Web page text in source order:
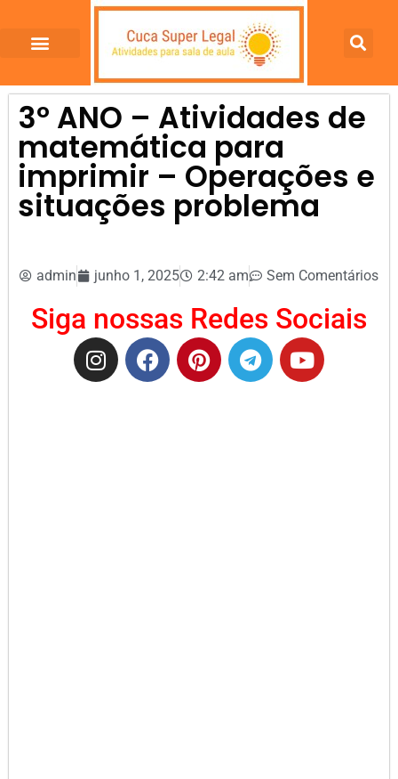
3º ANO – Atividades de
matemática para
imprimir – Operações e
situações problema
admin junho 1, 2025 2:42 am Sem Comentários
Siga nossas Redes Sociais